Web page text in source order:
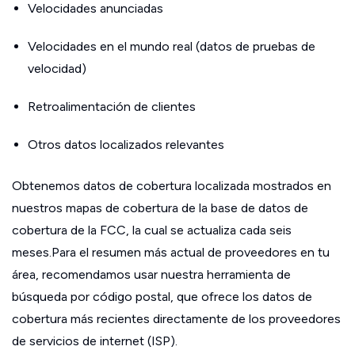
Velocidades anunciadas
Velocidades en el mundo real (datos de pruebas de
velocidad)
Retroalimentación de clientes
Otros datos localizados relevantes
Obtenemos datos de cobertura localizada mostrados en
nuestros mapas de cobertura de la base de datos de
cobertura de la FCC, la cual se actualiza cada seis
meses.Para el resumen más actual de proveedores en tu
área, recomendamos usar nuestra herramienta de
búsqueda por código postal, que ofrece los datos de
cobertura más recientes directamente de los proveedores
de servicios de internet (ISP).